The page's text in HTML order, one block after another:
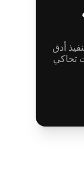
أدق
تحاكي